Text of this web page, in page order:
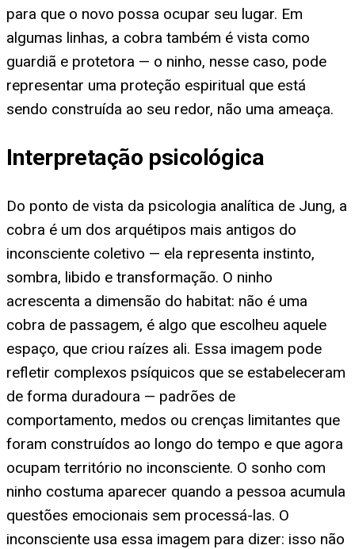
para que o novo possa ocupar seu lugar. Em
algumas linhas, a cobra também é vista como
guardiã e protetora — o ninho, nesse caso, pode
representar uma proteção espiritual que está
sendo construída ao seu redor, não uma ameaça.
Interpretação psicológica
Do ponto de vista da psicologia analítica de Jung, a
cobra é um dos arquétipos mais antigos do
inconsciente coletivo — ela representa instinto,
sombra, libido e transformação. O ninho
acrescenta a dimensão do habitat: não é uma
cobra de passagem, é algo que escolheu aquele
espaço, que criou raízes ali. Essa imagem pode
refletir complexos psíquicos que se estabeleceram
de forma duradoura — padrões de
comportamento, medos ou crenças limitantes que
foram construídos ao longo do tempo e que agora
ocupam território no inconsciente. O sonho com
ninho costuma aparecer quando a pessoa acumula
questões emocionais sem processá-las. O
inconsciente usa essa imagem para dizer: isso não